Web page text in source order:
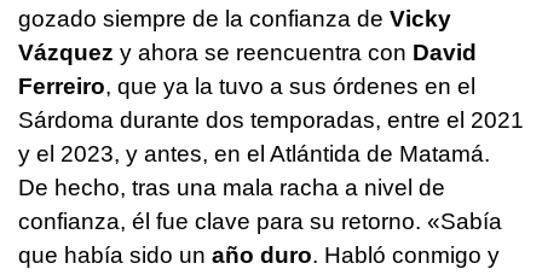
gozado siempre de la confianza de Vicky
Vázquez y ahora se reencuentra con David
Ferreiro, que ya la tuvo a sus órdenes en el
Sárdoma durante dos temporadas, entre el 2021
y el 2023, y antes, en el Atlántida de Matamá.
De hecho, tras una mala racha a nivel de
confianza, él fue clave para su retorno. «Sabía
que había sido un año duro. Habló conmigo y